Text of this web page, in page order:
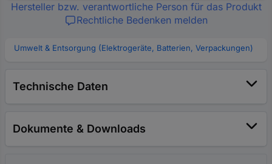
Hersteller bzw. verantwortliche Person für das Produkt
Rechtliche Bedenken melden
Umwelt & Entsorgung (Elektrogeräte, Batterien, Verpackungen)
Technische Daten
Dokumente & Downloads